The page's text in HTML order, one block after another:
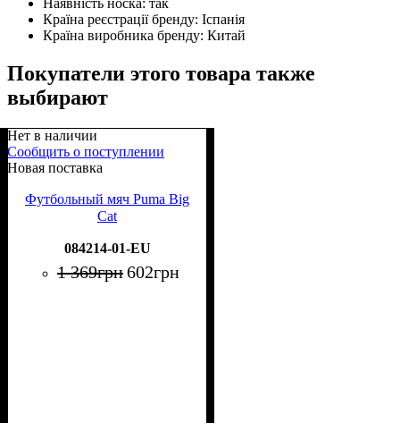
Наявність носка: так
Країна реєстрації бренду: Іспанія
Країна виробника бренду: Китай
Покупатели этого товара также
выбирают
Нет в наличии
Сообщить о поступлении
Новая поставка
Футбольный мяч Puma Big
Cat
084214-01-EU
1 369грн602грн